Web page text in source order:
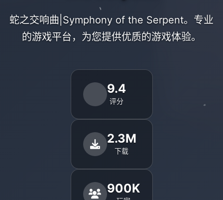
蛇之交响曲|Symphony of the Serpent。专业
的游戏平台，为您提供优质的游戏体验。
9.4
评分
2.3M
下载
900K